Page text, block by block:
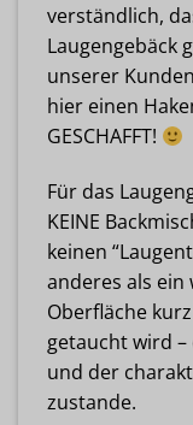
verständlich,
Laugengebäck
unserer
hier einen
GESCHAFFT!
Für das
KEINE
keinen
anderes als ein
Oberfläche
getaucht wird
und der
zustande.